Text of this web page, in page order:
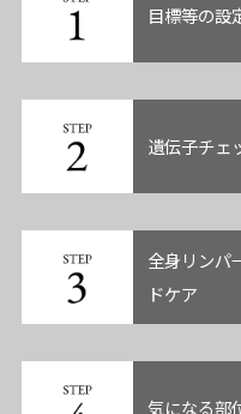
目標等の設
遺伝子チェ
全身リン
ドケア
気になる部